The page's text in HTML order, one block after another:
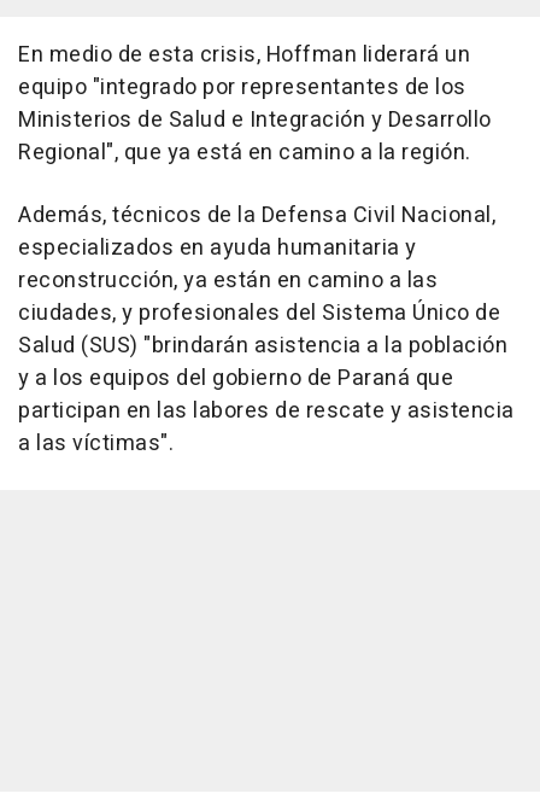
En medio de esta crisis, Hoffman liderará un
equipo "integrado por representantes de los
Ministerios de Salud e Integración y Desarrollo
Regional", que ya está en camino a la región.
Además, técnicos de la Defensa Civil Nacional,
especializados en ayuda humanitaria y
reconstrucción, ya están en camino a las
ciudades, y profesionales del Sistema Único de
Salud (SUS) "brindarán asistencia a la población
y a los equipos del gobierno de Paraná que
participan en las labores de rescate y asistencia
a las víctimas".